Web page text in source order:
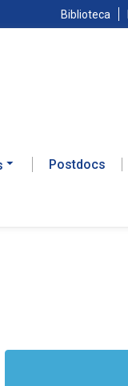
Biblioteca
Postdocs